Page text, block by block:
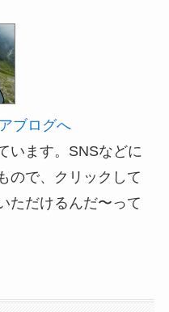
います。SNSなどに
ので、クリックして
だけるんだ〜って